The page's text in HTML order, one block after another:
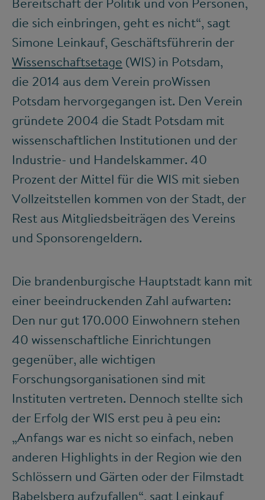
die sich einbringen, geht es nicht“, sagt
Simone Leinkauf, Geschäftsführerin der
Wissenschaftsetage (WIS) in Potsdam,
die 2014 aus dem Verein proWissen
Potsdam hervorgegangen ist. Den Verein
gründete 2004 die Stadt Potsdam mit
wissenschaftlichen Institutionen und der
Industrie- und Handelskammer. 40
Prozent der Mittel für die WIS mit sieben
Vollzeitstellen kommen von der Stadt, der
Rest aus Mitgliedsbeiträgen des Vereins
und Sponsorengeldern.
Die brandenburgische Hauptstadt kann mit
einer beeindruckenden Zahl aufwarten:
Den nur gut 170.000 Einwohnern stehen
40 wissenschaftliche Einrichtungen
gegenüber, alle wichtigen
Forschungsorganisationen sind mit
Instituten vertreten. Dennoch stellte sich
der Erfolg der WIS erst peu à peu ein:
„Anfangs war es nicht so einfach, neben
anderen Highlights in der Region wie den
Schlössern und Gärten oder der Filmstadt
Babelsberg aufzufallen“, sagt Leinkauf